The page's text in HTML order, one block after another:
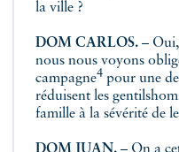
la ville ?
DOM CARLOS. –
nous nous voyons
campagne4 pour une
réduisent les
famille à la sévérité de